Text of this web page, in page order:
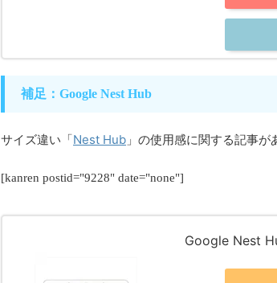
補足：Google Nest Hub
サイズ違い「 Nest Hub 」の使用感に関する記事が
[kanren postid="9228" date="none"]
Google Nest